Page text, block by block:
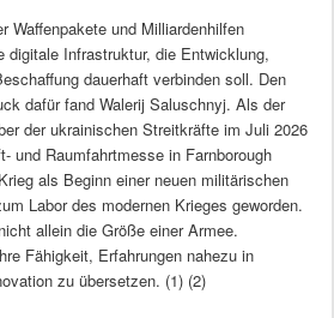
Waffenpakete und Milliardenhilfen
digitale Infrastruktur, die Entwicklung,
dauerhaft verbinden soll. Den
dafür fand Walerij Saluschnyj. Als der
der ukrainischen Streitkräfte im Juli 2026
und Raumfahrtmesse in Farnborough
als Beginn einer neuen militärischen
Labor des modernen Krieges geworden.
allein die Größe einer Armee.
Fähigkeit, Erfahrungen nahezu in
zu übersetzen. (1) (2)